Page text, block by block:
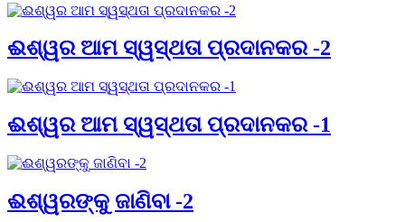
ଈଶ୍ୱର ଆମ ସ୍ୱସ୍ଥତା ପ୍ରଦାନକର -2
ଈଶ୍ୱର ଆମ ସ୍ୱସ୍ଥତା ପ୍ରଦାନକର -1
ଈଶ୍ୱରଙ୍କୁ ଜାଣିବା -2